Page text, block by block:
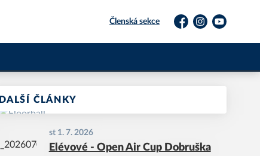
Členská sekce
FacebookInstagramYouTube
DALŠÍ ČLÁNKY
st 1. 7. 2026
Elévové - Open Air Cup Dobruška